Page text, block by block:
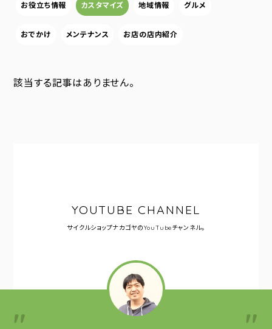
お役立ち情報 カスタマイズ 地域情報 グルメ
おでかけ メンテナンス お店の店内紹介
該当する記事はありません。
YOUTUBE CHANNEL
サイクルショップナカゴヤのYouTubeチャンネル。